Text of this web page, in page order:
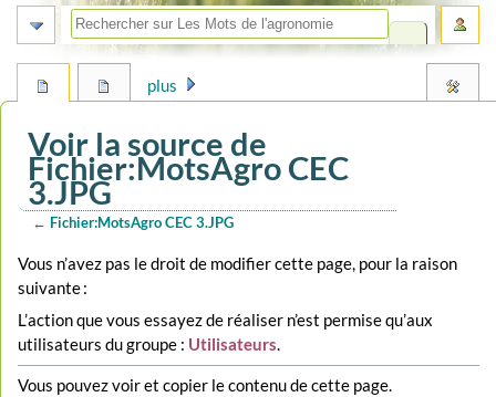
Voir la source de
Fichier:MotsAgro CEC
3.JPG
← Fichier:MotsAgro CEC 3.JPG
Aller
à
la
navigation
Aller
à
la
recherche
Vous n’avez pas le droit de modifier cette page, pour la raison
suivante :
L’action que vous essayez de réaliser n’est permise qu’aux
utilisateurs du groupe : Utilisateurs.
Vous pouvez voir et copier le contenu de cette page.
plus